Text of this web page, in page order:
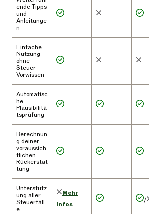
ende Tipps
und
Anleitunge
n
Einfache
Nutzung
ohne
Steuer-
Vorwissen
Automatisc
he
Plausibilitä
tsprüfung
Berechnun
g deiner
voraussich
tlichen
Rückerstat
tung
Unterstütz
ung aller
Steuerfäll
e
Mehr
Infos
/